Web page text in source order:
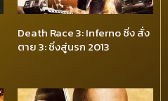
Death Race 3: Inferno ซิ่ง สั่ง
ตาย 3: ซิ่งสู่นรก 2013